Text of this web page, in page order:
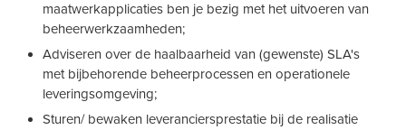
maatwerkapplicaties ben je bezig met het uitvoeren van
beheerwerkzaamheden;
Adviseren over de haalbaarheid van (gewenste) SLA's
met bijbehorende beheerprocessen en operationele
leveringsomgeving;
Sturen/ bewaken leveranciersprestatie bij de realisatie